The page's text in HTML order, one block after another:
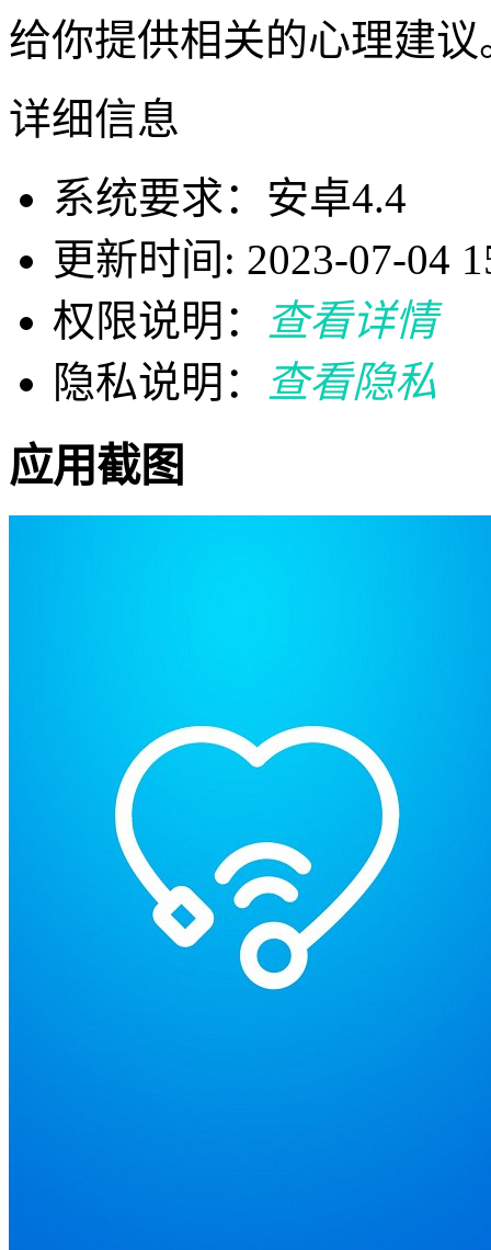
给你提供相关的心理建议
详细信息
系统要求：安卓4.4
更新时间: 2023-07-04
权限说明：
查看详情
隐私说明：
查看隐私
应用截图